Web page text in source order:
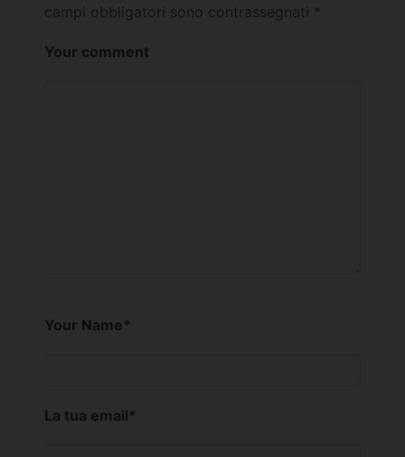
campi obbligatori sono contrassegnati *
Your comment
Your Name*
La tua email*